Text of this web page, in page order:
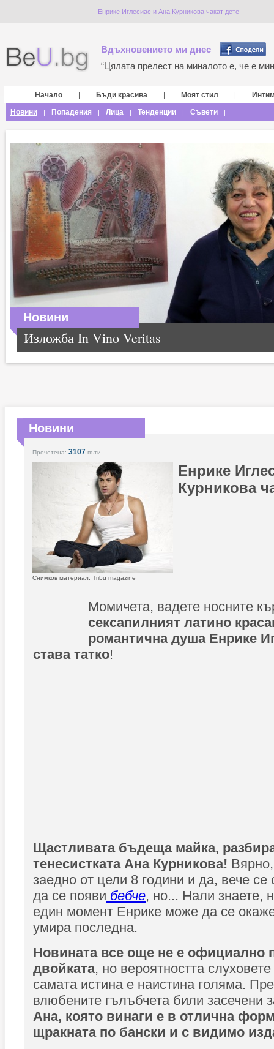
Енрике Иглесиас и Ана Курникова чакат дете
Вдъхновението ми днес
“Цялата прелест на миналото е, че е
Начало | Бъди красива | Моят стил |
Новини
| Попадения | Лица | Тенденции | Съвети |
Новини
Изложба In Vino Veritas
Новини
Прочетена: 3107 пъти
Енрике
Курникова
Снимков материал: Tribu magazine
Момичета, вадете носните
сексапилният латино
романтична душа Енрике
става татко!
Щастливата бъдеща майка,
тенесистката Ана Курникова!
заедно от цели 8 години и да, вече се
да се появи бебче, но... Нали знаете,
един момент Енрике може да се
умира последна.
Новината все още не е официално
двойката, но вероятността
самата истина е наистина голяма.
влюбените гълъбчета били засечени
Ана, която винаги е в отлична
щракната по бански и с видимо